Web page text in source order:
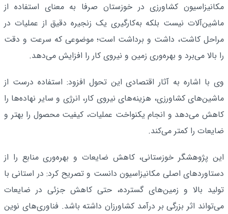
مکانیزاسیون کشاورزی در خوزستان صرفا به معنای استفاده از
ماشین‌آلات نیست بلکه به‌کارگیری یک زنجیره دقیق از عملیات در
مراحل کاشت، داشت و برداشت است؛ موضوعی که سرعت و دقت
را بالا می‌برد و بهره‌وری زمین و نیروی کار را افزایش می‌دهد.
وی با اشاره به آثار اقتصادی این تحول افزود: استفاده درست از
ماشین‌های کشاورزی، هزینه‌های نیروی کار، انرژی و سایر نهاده‌ها را
کاهش می‌دهد و انجام یکنواخت عملیات، کیفیت محصول را بهتر و
ضایعات را کمتر می‌کند.
این پژوهشگر خوزستانی، کاهش ضایعات و بهره‌وری منابع را از
دستاوردهای اصلی مکانیزاسیون دانست و تصریح کرد: در استانی با
تولید بالا و زمین‌های گسترده، حتی کاهش جزئی در ضایعات
می‌تواند اثر بزرگی بر درآمد کشاورزان داشته باشد. فناوری‌های نوین